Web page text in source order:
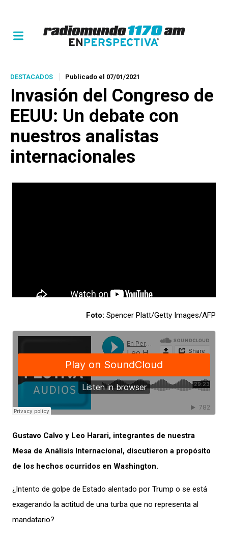
DESTACADOS Publicado el 07/01/2021
Invasión del Congreso de
EEUU: Un debate con
nuestros analistas
internacionales
Foto: Spencer Platt/Getty Images/AFP
Gustavo Calvo y Leo Harari, integrantes de nuestra
Mesa de Análisis Internacional, discutieron a propósito
de los hechos ocurridos en Washington.
¿Intento de golpe de Estado alentado por Trump o se está
exagerando la actitud de una turba que no representa al
mandatario?